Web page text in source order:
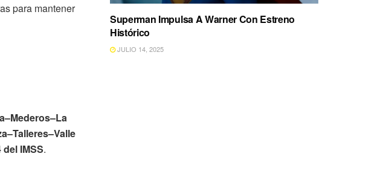
para mantener
IMSS.
Superman Impulsa A Warner Con Estreno
Histórico
JULIO 14, 2025